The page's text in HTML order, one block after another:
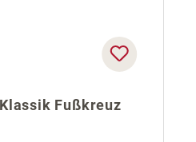
Fußkreuz